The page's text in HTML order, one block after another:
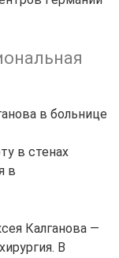
в больнице
в стенах
в
Калганова —
В